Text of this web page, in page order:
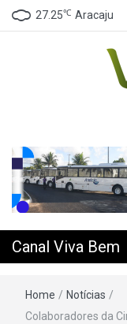
27.25℃ Aracaju
Canal Viva Bem
Home / Notícias /
Colaboradores da